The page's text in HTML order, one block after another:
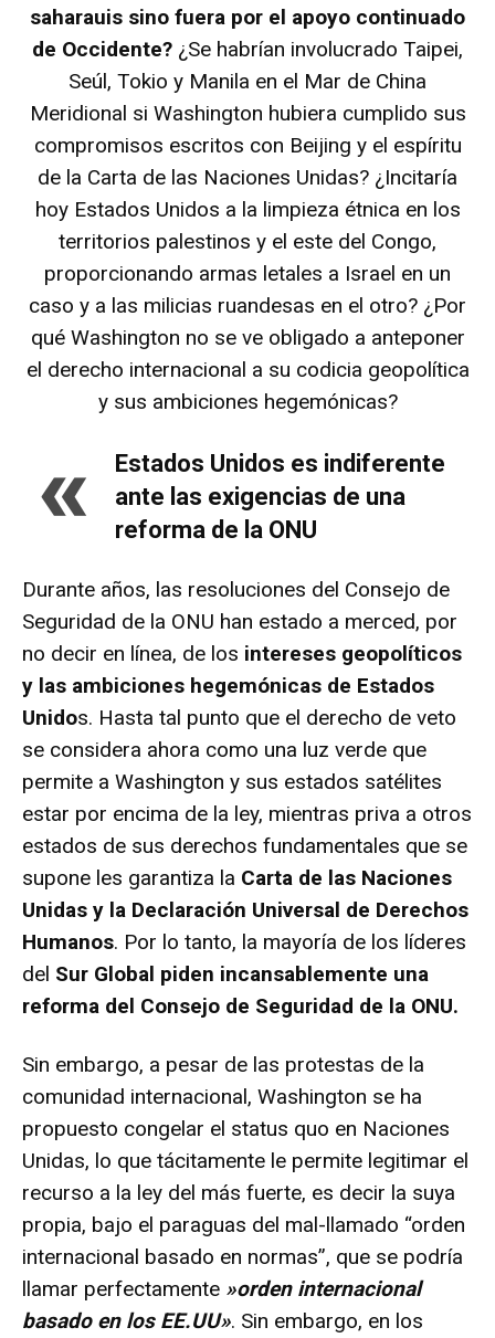
saharauis sino fuera por el apoyo continuado
de Occidente? ¿Se habrían involucrado Taipei,
Seúl, Tokio y Manila en el Mar de China
Meridional si Washington hubiera cumplido sus
compromisos escritos con Beijing y el espíritu
de la Carta de las Naciones Unidas? ¿Incitaría
hoy Estados Unidos a la limpieza étnica en los
territorios palestinos y el este del Congo,
proporcionando armas letales a Israel en un
caso y a las milicias ruandesas en el otro? ¿Por
qué Washington no se ve obligado a anteponer
el derecho internacional a su codicia geopolítica
y sus ambiciones hegemónicas?
«
Estados Unidos es indiferente
ante las exigencias de una
reforma de la ONU
Durante años, las resoluciones del Consejo de
Seguridad de la ONU han estado a merced, por
no decir en línea, de los intereses geopolíticos
y las ambiciones hegemónicas de Estados
Unidos. Hasta tal punto que el derecho de veto
se considera ahora como una luz verde que
permite a Washington y sus estados satélites
estar por encima de la ley, mientras priva a otros
estados de sus derechos fundamentales que se
supone les garantiza la Carta de las Naciones
Unidas y la Declaración Universal de Derechos
Humanos. Por lo tanto, la mayoría de los líderes
del Sur Global piden incansablemente una
reforma del Consejo de Seguridad de la ONU.
Sin embargo, a pesar de las protestas de la
comunidad internacional, Washington se ha
propuesto congelar el status quo en Naciones
Unidas, lo que tácitamente le permite legitimar el
recurso a la ley del más fuerte, es decir la suya
propia, bajo el paraguas del mal-llamado “orden
internacional basado en normas”, que se podría
llamar perfectamente »orden internacional
basado en los EE.UU». Sin embargo, en los